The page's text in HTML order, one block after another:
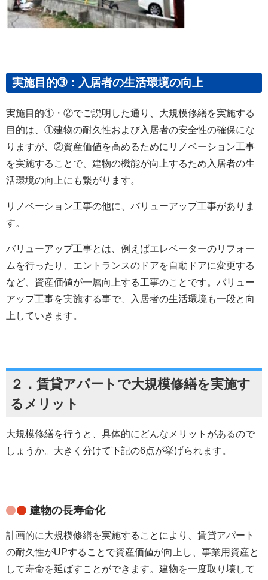
実施目的➂：入居者の生活環境の向上
実施目的①・②でご説明した通り、大規模修繕を実施する
目的は、①建物の耐久性および入居者の安全性の確保にな
りますが、②資産価値を高めるためにリノベーション工事
を実施することで、建物の機能が向上するため入居者の生
活環境の向上にも繋がります。
リノベーション工事の他に、バリューアップ工事がありま
す。
バリューアップ工事とは、例えばエレベーターのリフォー
ムを行ったり、エントランスのドアを自動ドアに変更する
など、資産価値が一層向上する工事のことです。バリュー
アップ工事を実施する事で、入居者の生活環境も一段と向
上していきます。
２．賃貸アパートで大規模修繕を実施す
るメリット
大規模修繕を行うと、具体的にどんなメリットがあるので
しょうか。大きく分けて下記の6点が挙げられます。
建物の長寿命化
計画的に大規模修繕を実施することにより、賃貸アパート
の耐久性がUPすることで資産価値が向上し、事業用資産と
して寿命を延ばすことができます。建物を一度取り壊して